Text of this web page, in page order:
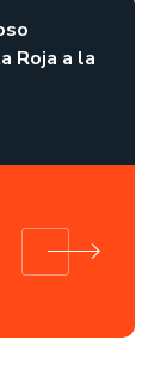
Roja a la